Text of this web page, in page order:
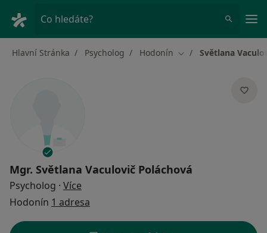
Co hledáte?
Hlavní Stránka Psycholog Hodonín Změna města
Světlana
Mgr. Světlana Vaculovič Poláchová
Psycholog · Více
Hodonín 1 adresa